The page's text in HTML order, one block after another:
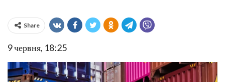
Share
9 червня, 18:25